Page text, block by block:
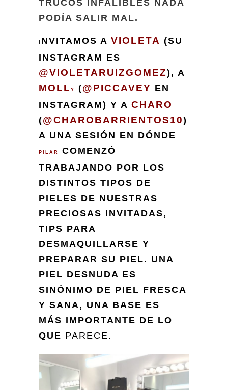
TRUCOS INFALIBLES NADA
PODÍA SALIR MAL.
NVITAMOS A VIOLETA (SU
INSTAGRAM ES
@VIOLETARUIZGOMEZ), A
MOLL Y (@PICCAVEY EN
INSTAGRAM) Y A CHARO
(@CHAROBARRIENTOS10)
A UNA SESIÓN EN DÓNDE
PILAR
COMENZÓ
TRABAJANDO POR LOS
DISTINTOS TIPOS DE
PIELES DE NUESTRAS
PRECIOSAS INVITADAS,
TIPS PARA
DESMAQUILLARSE Y
PREPARAR SU PIEL. UNA
PIEL DESNUDA ES
SINÓNIMO DE PIEL FRESCA
Y SANA, UNA BASE ES
MÁS IMPORTANTE DE LO
QUE PARECE.